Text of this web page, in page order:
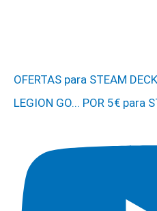
OFERTAS para STEAM
LEGION GO... POR 5€ para